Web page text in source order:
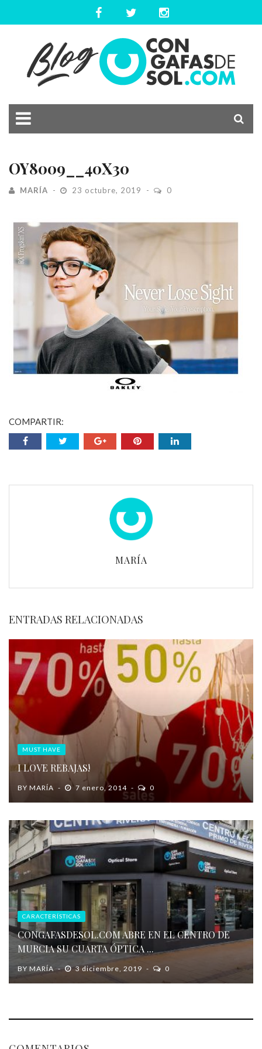
OY8009__40X30
MARÍA 23 octubre, 2019 0
COMPARTIR:
MARÍA
ENTRADAS RELACIONADAS
MUST HAVE
I LOVE REBAJAS!
BY MARÍA 7 enero, 2014 0
CARACTERÍSTICAS
CONGAFASDESOL.COM ABRE EN EL CENTRO DE
MURCIA SU CUARTA ÓPTICA ...
BY MARÍA 3 diciembre, 2019 0